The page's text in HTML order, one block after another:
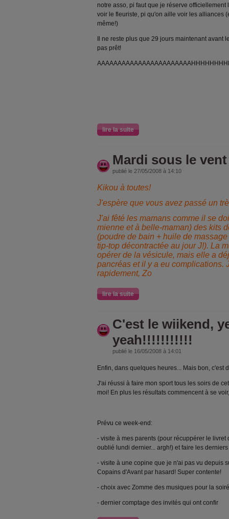
notre asso, pi faut que je réserve
voir le fleuriste, pi qu'on aille voir les alliances
même!)
Il ne reste plus que 29 jours maintenant avant
pas prêt!
lire la suite
Mardi sous le vent
publié le 27/05/2008 à 14:10
Kikou à toutes!
J'espère que vous avez passé un
J'ai fêté les mamans comme il se
mienne et à belle-maman) des kits
(poudre de bain + huile de
tip-top décontractée au jour J!). La
opérer de la vésicule, mais elle a
pancréas et il y a eu complications.
rapidement, Zo
lire la suite
C'est le wiikend,
yeah!!!!!!!!!!!
publié le 16/05/2008 à 14:01
Enfin, dans quelques heures... Mais bon, c'est
J'ai réussi à faire mon sport tous les soirs de
moi! En plus les résultats commencent à se
Prévu ce week-end:
- visite à mes parents (pour récuppérer le
oublié lundi dernier... argh!) et faire les
- visite à une copine que je n'ai pas vu depuis
Copains d'Avant par hasard! Super contente!
- choix avec Zomme des musiques pour la
- dernier comptage des invités qui ont confir